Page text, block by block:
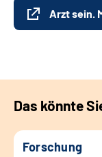
Arzt sein.
Das könnte
Forschung